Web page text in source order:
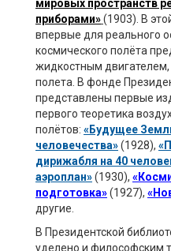
мировых пространств
приборами»(1903). В
впервые для реального
космического полёта
жидкостным
полета. В фонде
представлены первые
первого теоретика
полётов: «Будущее
человечества»(1928),
дирижабля на 40
аэроплан»(1930),
подготовка»(1927),
другие.
В Президентской
уделено и философским